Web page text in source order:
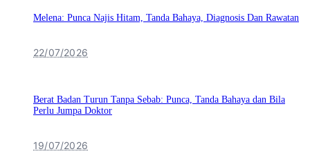
Melena: Punca Najis Hitam, Tanda Bahaya, Diagnosis Dan Rawatan
22/07/2026
Berat Badan Turun Tanpa Sebab: Punca, Tanda Bahaya dan Bila
Perlu Jumpa Doktor
19/07/2026